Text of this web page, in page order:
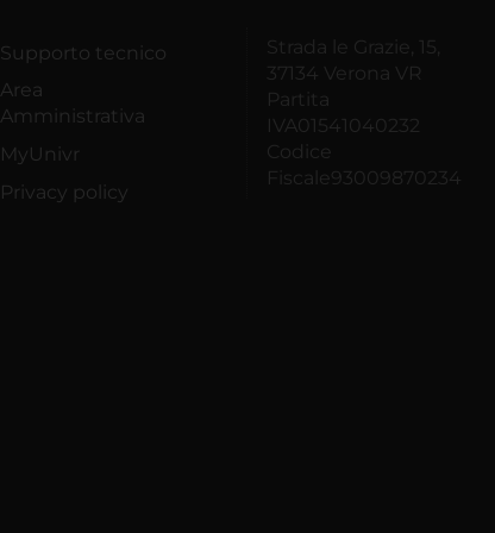
Supporto tecnico
Area
Amministrativa
MyUnivr
Privacy policy
Strada le Grazie, 15,
37134 Verona VR
Partita
IVA01541040232
Codice
Fiscale93009870234